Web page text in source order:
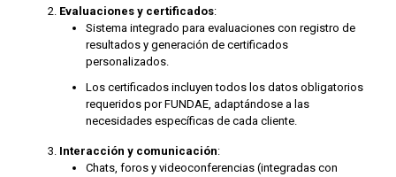
Evaluaciones y certificados:
Sistema integrado para evaluaciones con registro de
resultados y generación de certificados
personalizados.
Los certificados incluyen todos los datos obligatorios
requeridos por FUNDAE, adaptándose a las
necesidades específicas de cada cliente.
Interacción y comunicación:
Chats, foros y videoconferencias (integradas con